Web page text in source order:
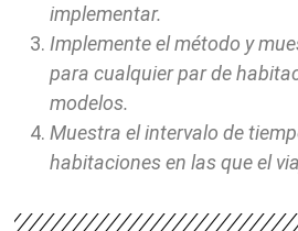
implementar.
Implemente el método y
para cualquier par de
modelos.
Muestra el intervalo de
habitaciones en las que el